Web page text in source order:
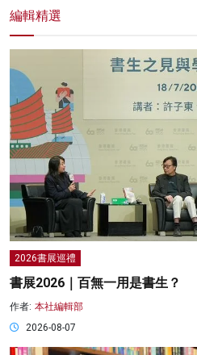
編輯精選
2026書展巡禮
書展2026｜百無一用是書生？
作者: 本社編輯部
2026-08-07